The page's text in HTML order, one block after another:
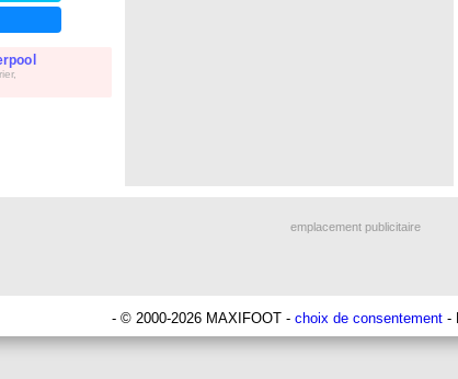
emplacement publicitaire
- © 2000-2026 MAXIFOOT - choix de consentement -